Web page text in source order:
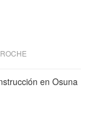
en Osuna